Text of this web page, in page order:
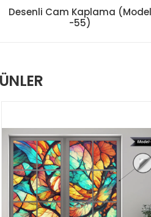
Desenli Cam Kaplama (Model
-55)